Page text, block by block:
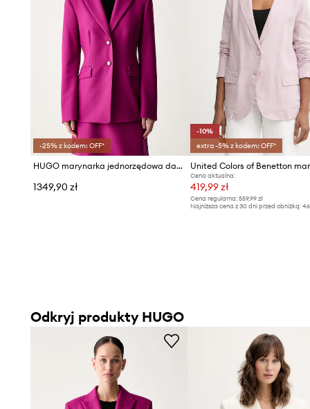
-25% z kodem: OFF*
HUGO marynarka jednorzędowa damska Asmalla
1349,90 zł
-10%
extra -5% z kodem: OFF*
Cena aktualna:
419,99 zł
Cena regularna:559,99 zł
Najniższa cena z 30 dni przed obniżką:
Odkryj produkty HUGO